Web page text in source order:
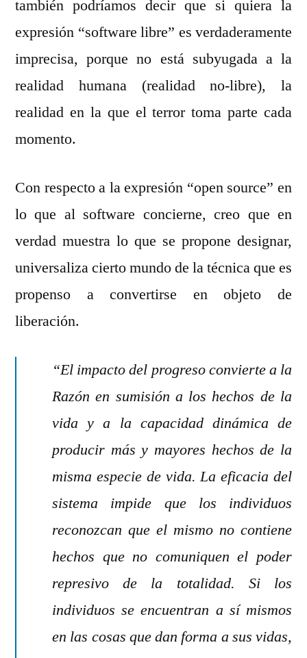
también podríamos decir que si quiera la
expresión “software libre” es verdaderamente
imprecisa, porque no está subyugada a la
realidad humana (realidad no-libre), la
realidad en la que el terror toma parte cada
momento.
Con respecto a la expresión “open source” en
lo que al software concierne, creo que en
verdad muestra lo que se propone designar,
universaliza cierto mundo de la técnica que es
propenso a convertirse en objeto de
liberación.
“El impacto del progreso convierte a la
Razón en sumisión a los hechos de la
vida y a la capacidad dinámica de
producir más y mayores hechos de la
misma especie de vida. La eficacia del
sistema impide que los individuos
reconozcan que el mismo no contiene
hechos que no comuniquen el poder
represivo de la totalidad. Si los
individuos se encuentran a sí mismos
en las cosas que dan forma a sus vidas,